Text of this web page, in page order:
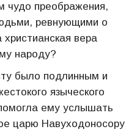
чудо преображения,
ревнующими о
вера
народу?
было подлинным и
языческого
ему услышать
царю Навуходоносору